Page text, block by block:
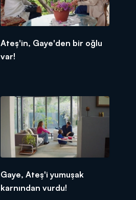
Ateş'in, Gaye'den bir oğlu
var!
Gaye, Ateş'i yumuşak
karnından vurdu!